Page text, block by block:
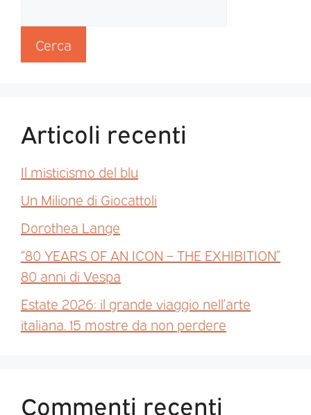
Cerca
Articoli recenti
Il misticismo del blu
Un Milione di Giocattoli
Dorothea Lange
“80 YEARS OF AN ICON – THE EXHIBITION”
80 anni di Vespa
Estate 2026: il grande viaggio nell’arte
italiana. 15 mostre da non perdere
Commenti recenti